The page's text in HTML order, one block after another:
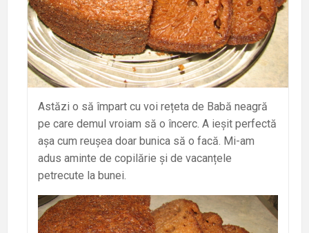
Astăzi o să împart cu voi rețeta de Babă neagră
pe care demul vroiam să o încerc. A ieșit perfectă
așa cum reușea doar bunica să o facă. Mi-am
adus aminte de copilărie și de vacanțele
petrecute la bunei.